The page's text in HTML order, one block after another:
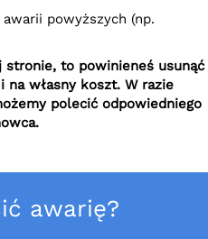
powyższych (np.
to powinieneś usunąć
na własny koszt. W razie
polecić odpowiedniego
awarię?